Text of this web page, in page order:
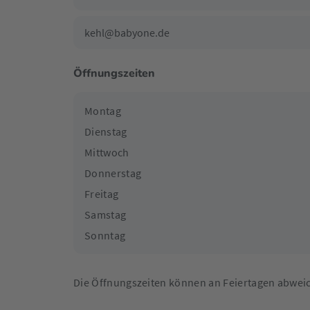
kehl@babyone.de
Öffnungszeiten
Montag
Dienstag
Mittwoch
Donnerstag
Freitag
Samstag
Sonntag
Die Öffnungszeiten können an Feiertagen